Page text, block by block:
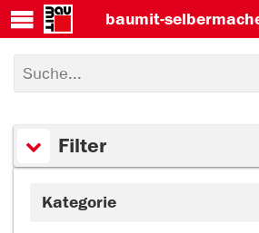
baumit-
Filter
Kategorie